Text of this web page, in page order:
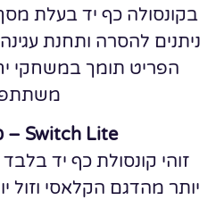
ניתנים להסרה ותחנת
הפריט תומך במשחקי
Switch Lite – כף יד בלבד
יותר מהדגם הקלאסי וזול